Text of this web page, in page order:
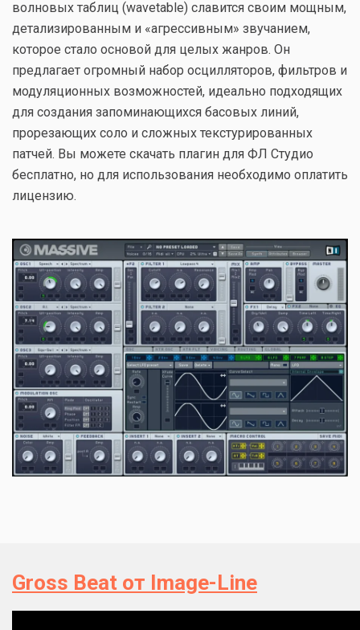
волновых таблиц (wavetable) славится своим мощным,
детализированным и «агрессивным» звучанием,
которое стало основой для целых жанров. Он
предлагает огромный набор осцилляторов, фильтров и
модуляционных возможностей, идеально подходящих
для создания запоминающихся басовых линий,
прорезающих соло и сложных текстурированных
патчей. Вы можете скачать плагин для ФЛ Студио
бесплатно, но для использования необходимо оплатить
лицензию.
Gross Beat от Image-Line